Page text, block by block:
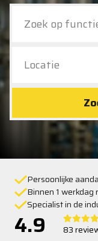
Persoonlijke
Binnen 1 werkdag
Specialist in de
4.9 83